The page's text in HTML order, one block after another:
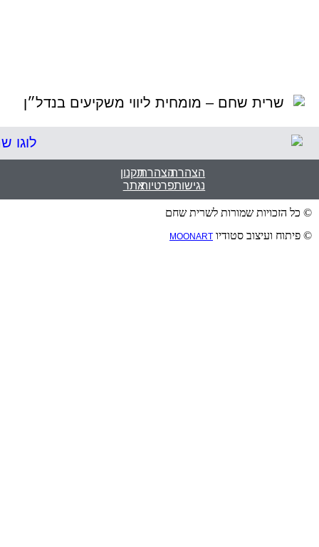
הצהרת
נגישות
הצהרת
פרטיות
תקנון
אתר
© כל הזכויות שמורות לשרית שחם
© פיתוח ועיצוב סטודיו MOONART